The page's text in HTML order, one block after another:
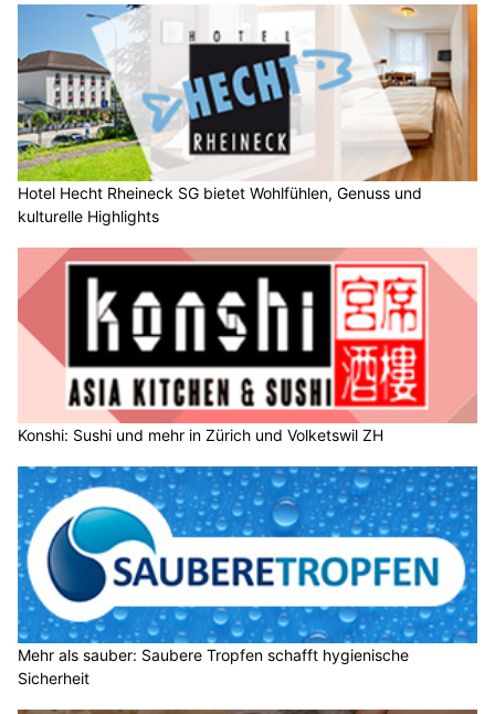
Hotel Hecht Rheineck SG bietet Wohlfühlen, Genuss und
kulturelle Highlights
Konshi: Sushi und mehr in Zürich und Volketswil ZH
Mehr als sauber: Saubere Tropfen schafft hygienische
Sicherheit